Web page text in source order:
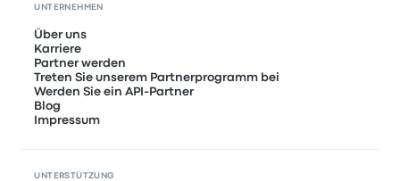
UNTERNEHMEN
Über uns
Karriere
Partner werden
Treten Sie unserem Partnerprogramm bei
Werden Sie ein API-Partner
Blog
Impressum
UNTERSTÜTZUNG